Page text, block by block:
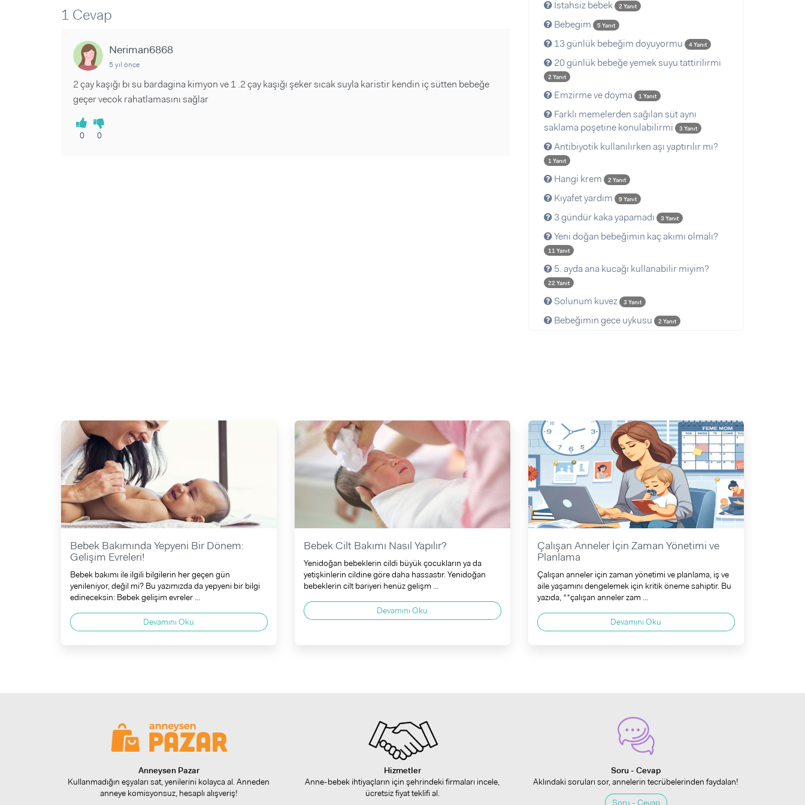
Makaleler
Videolar
1 Cevap
Neriman6868
5 yıl önce
2 çay kaşığı bı su bardagina kimyon ve 1 .2 çay kaşığı şeker sıcak suyla karistir kendin iç sütten bebeğe
geçer vecok rahatlamasını sağlar
0 0
İstahsiz bebek 2 Yanıt
Bebegim 5 Yanıt
13 günlük bebeğim doyuyormu 4 Yanıt
20 günlük bebeğe yemek suyu tattirilirmi
2 Yanıt
Emzirme ve doyma 1 Yanıt
Farklı memelerden sağılan süt aynı
saklama poşetine konulabilirmi
3 Yanıt
Antibiyotik kullanılırken aşı yaptırılır mı?
1 Yanıt
Hangi krem 2 Yanıt
Kıyafet yardım 9 Yanıt
3 gündür kaka yapamadı 3 Yanıt
Yeni doğan bebeğimin kaç akımı olmalı?
11 Yanıt
5. ayda ana kucağı kullanabilir miyim?
22 Yanıt
Solunum kuvez 3 Yanıt
Bebeğimin gece uykusu 2 Yanıt
Bebek Bakımında Yepyeni Bir Dönem:
Gelişim Evreleri!
Bebek bakımı ile ilgili bilgilerin her geçen gün
yenileniyor, değil mi? Bu yazımızda da yepyeni bir bilgi
edineceksin: Bebek gelişim evreler ...
Devamını Oku
Bebek Cilt Bakımı Nasıl Yapılır?
Yenidoğan bebeklerin cildi büyük çocukların ya da
yetişkinlerin cildine göre daha hassastır. Yenidoğan
bebeklerin cilt bariyeri henüz gelişm ...
Devamını Oku
Çalışan Anneler İçin Zaman Yönetimi ve
Planlama
Çalışan anneler için zaman yönetimi ve planlama, iş ve
aile yaşamını dengelemek için kritik öneme sahiptir. Bu
yazıda, **çalışan anneler zam ...
Devamını Oku
Anneysen Pazar
Kullanmadığın eşyaları sat, yenilerini kolayca al. Anneden
anneye komisyonsuz, hesaplı alışveriş!
Hizmetler
Anne-bebek ihtiyaçların için şehrindeki firmaları incele,
ücretsiz fiyat teklifi al.
Soru - Cevap
Aklındaki soruları sor, annelerin tecrübelerinden faydalan!
Soru - Cevap